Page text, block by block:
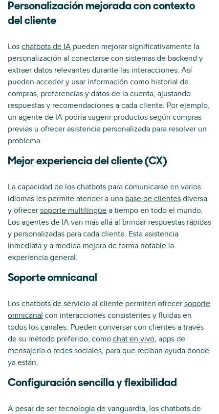
Personalización mejorada con contexto
del cliente
Los chatbots de IA pueden mejorar significativamente la
personalización al conectarse con sistemas de backend y
extraer datos relevantes durante las interacciones. Así
pueden acceder y usar información como historial de
compras, preferencias y datos de la cuenta, ajustando
respuestas y recomendaciones a cada cliente. Por ejemplo,
un agente de IA podría sugerir productos según compras
previas u ofrecer asistencia personalizada para resolver un
problema.
Mejor experiencia del cliente (CX)
La capacidad de los chatbots para comunicarse en varios
idiomas les permite atender a una base de clientes diversa
y ofrecer soporte multilingüe a tiempo en todo el mundo.
Los agentes de IA van más allá al brindar respuestas rápidas
y personalizadas para cada cliente. Esta asistencia
inmediata y a medida mejora de forma notable la
experiencia general.
Soporte omnicanal
Los chatbots de servicio al cliente permiten ofrecer soporte
omnicanal con interacciones consistentes y fluidas en
todos los canales. Pueden conversar con clientes a través
de su método preferido, como chat en vivo, apps de
mensajería o redes sociales, para que reciban ayuda donde
ya están.
Configuración sencilla y flexibilidad
A pesar de ser tecnología de vanguardia, los chatbots de